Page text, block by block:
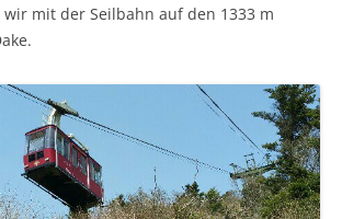
mit der Seilbahn auf den 1333 m